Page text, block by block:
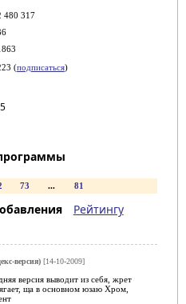
480 317
(подписаться)
73 ... 81
Рейтингу
версия)[14-10-2009]
версия выводит из себя, жрет
ща в основном юзаю Хром,